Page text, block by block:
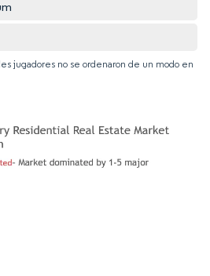
jugadores no se ordenaron de un modo en